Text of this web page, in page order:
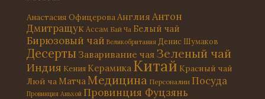
Анастасия ОфицероваАнглия Антон
Дмитращук Ассам Бай Ча Белый чай
Бирюзовый чай Великобритания Денис Шумаков
Десерты Заваривание чая Зеленый чай
Индия Кения Керамика Китай Красный чай
Люй ча МатчаМедицина Персоналии Посуда
Провинция Аньхой Провинция Фуцзянь